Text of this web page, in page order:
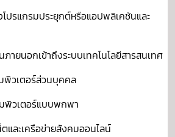
ปรแกรมประยุกต์หรือแอปพลิเคชันและ
ายนอกเข้าถึงระบบเทคโนโลยีสารสนเทศ
พิวเตอร์ส่วนบุคคล
พิวเตอร์แบบพกพา
และเครือข่ายสังคมออนไลน์